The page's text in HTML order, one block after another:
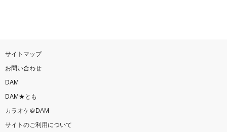
サイトマップ
お問い合わせ
DAM
DAM★とも
カラオケ＠DAM
サイトのご利用について